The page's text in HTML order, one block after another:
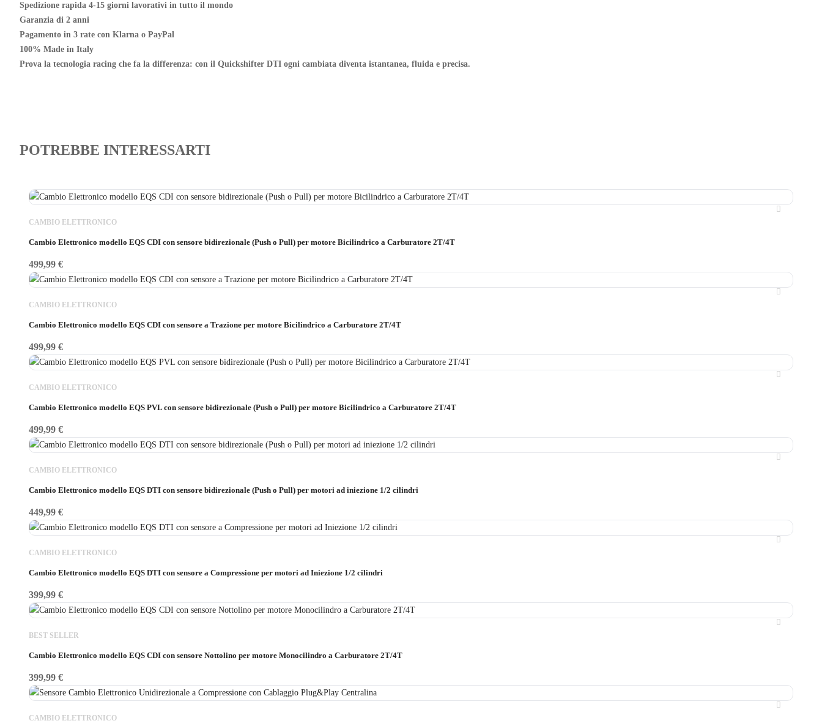
Spedizione rapida 4-15 giorni lavorativi in tutto il mondo
Garanzia di 2 anni
Pagamento in 3 rate con Klarna o PayPal
100% Made in Italy
Prova la tecnologia racing che fa la differenza: con il Quickshifter DTI ogni cambiata diventa istantanea, fluida e precisa.
POTREBBE INTERESSARTI
CAMBIO ELETTRONICO
Cambio Elettronico modello EQS CDI con sensore bidirezionale (Push o Pull) per motore Bicilindrico a Carburatore 2T/4T
499,99 €
CAMBIO ELETTRONICO
Cambio Elettronico modello EQS CDI con sensore a Trazione per motore Bicilindrico a Carburatore 2T/4T
499,99 €
CAMBIO ELETTRONICO
Cambio Elettronico modello EQS PVL con sensore bidirezionale (Push o Pull) per motore Bicilindrico a Carburatore 2T/4T
499,99 €
CAMBIO ELETTRONICO
Cambio Elettronico modello EQS DTI con sensore bidirezionale (Push o Pull) per motori ad iniezione 1/2 cilindri
449,99 €
CAMBIO ELETTRONICO
Cambio Elettronico modello EQS DTI con sensore a Compressione per motori ad Iniezione 1/2 cilindri
399,99 €
BEST SELLER
Cambio Elettronico modello EQS CDI con sensore Nottolino per motore Monocilindro a Carburatore 2T/4T
399,99 €
CAMBIO ELETTRONICO